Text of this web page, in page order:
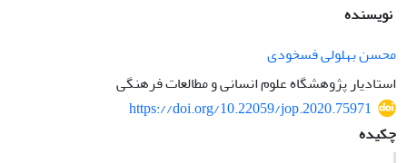
نویسنده
محسن بهلولی فسخودی
استادیار پژوهشگاه علوم انسانی و مطالعات فرهنگی
https://doi.org/10.22059/jop.2020.75971
چکیده